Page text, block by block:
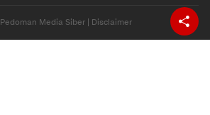
Pedoman Media Siber Disclaimer